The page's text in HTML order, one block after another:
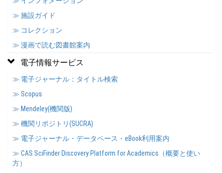
≫ 施設ガイド
≫ コレクション
≫ 漫画で読む図書館案内
電子情報サービス
≫ 電子ジャーナル：タイトル検索
≫ Scopus
≫ Mendeley(機関版)
≫ 機関リポジトリ(SUCRA)
≫ 電子ジャーナル・データベース・eBook利用案内
≫ CAS SciFinder Discovery Platform for Academics（概要と使い
方）